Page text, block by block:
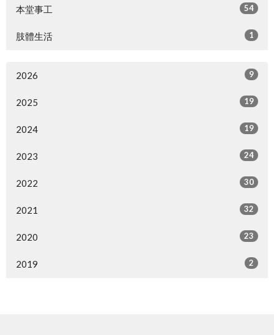
本堂事工 54
肢體生活 1
2026 9
2025 19
2024 19
2023 24
2022 30
2021 32
2020 23
2019 2